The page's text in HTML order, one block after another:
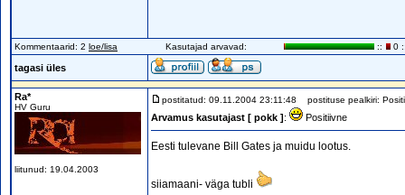
Kommentaarid: 2 loe/lisa Kasutajad arvavad: :: 0
tagasi üles
Ra*
HV Guru
liitunud: 19.04.2003
postitatud: 09.11.2004 23:11:48 postituse pealkiri:
Arvamus kasutajast [ pokk ]: Positiivne
Eesti tulevane Bill Gates ja muidu lootus.
siiamaani- väga tubli